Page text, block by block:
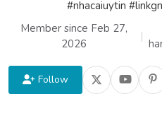
#nhacaiuytin
Member since Feb 27,
2026
|
Follow